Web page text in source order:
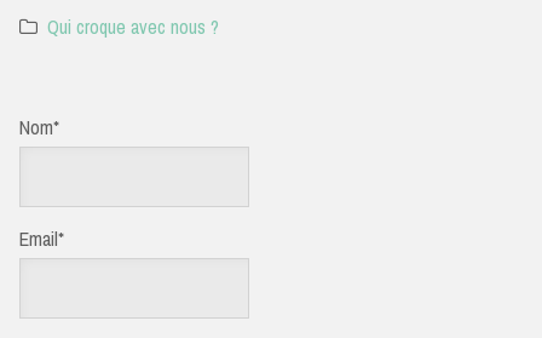
Qui croque avec nous ?
Nom*
Email*